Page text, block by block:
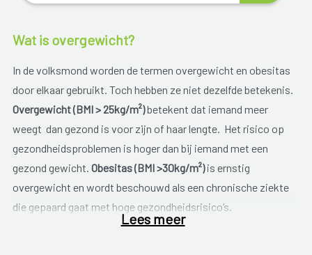
Wat is overgewicht?
In de volksmond worden de termen overgewicht en obesitas
door elkaar gebruikt. Toch hebben ze niet dezelfde betekenis.
Overgewicht (BMI > 25kg/m²)betekent dat iemand meer
weegt dan gezond is voor zijn of haar lengte. Het risico op
gezondheidsproblemen is hoger dan bij iemand met een
gezond gewicht. Obesitas (BMI >30kg/m²)is ernstig
overgewicht en wordt beschouwd als een chronische ziekte
die gepaard gaat met hoge gezondheidsrisico’s.
Lees meer